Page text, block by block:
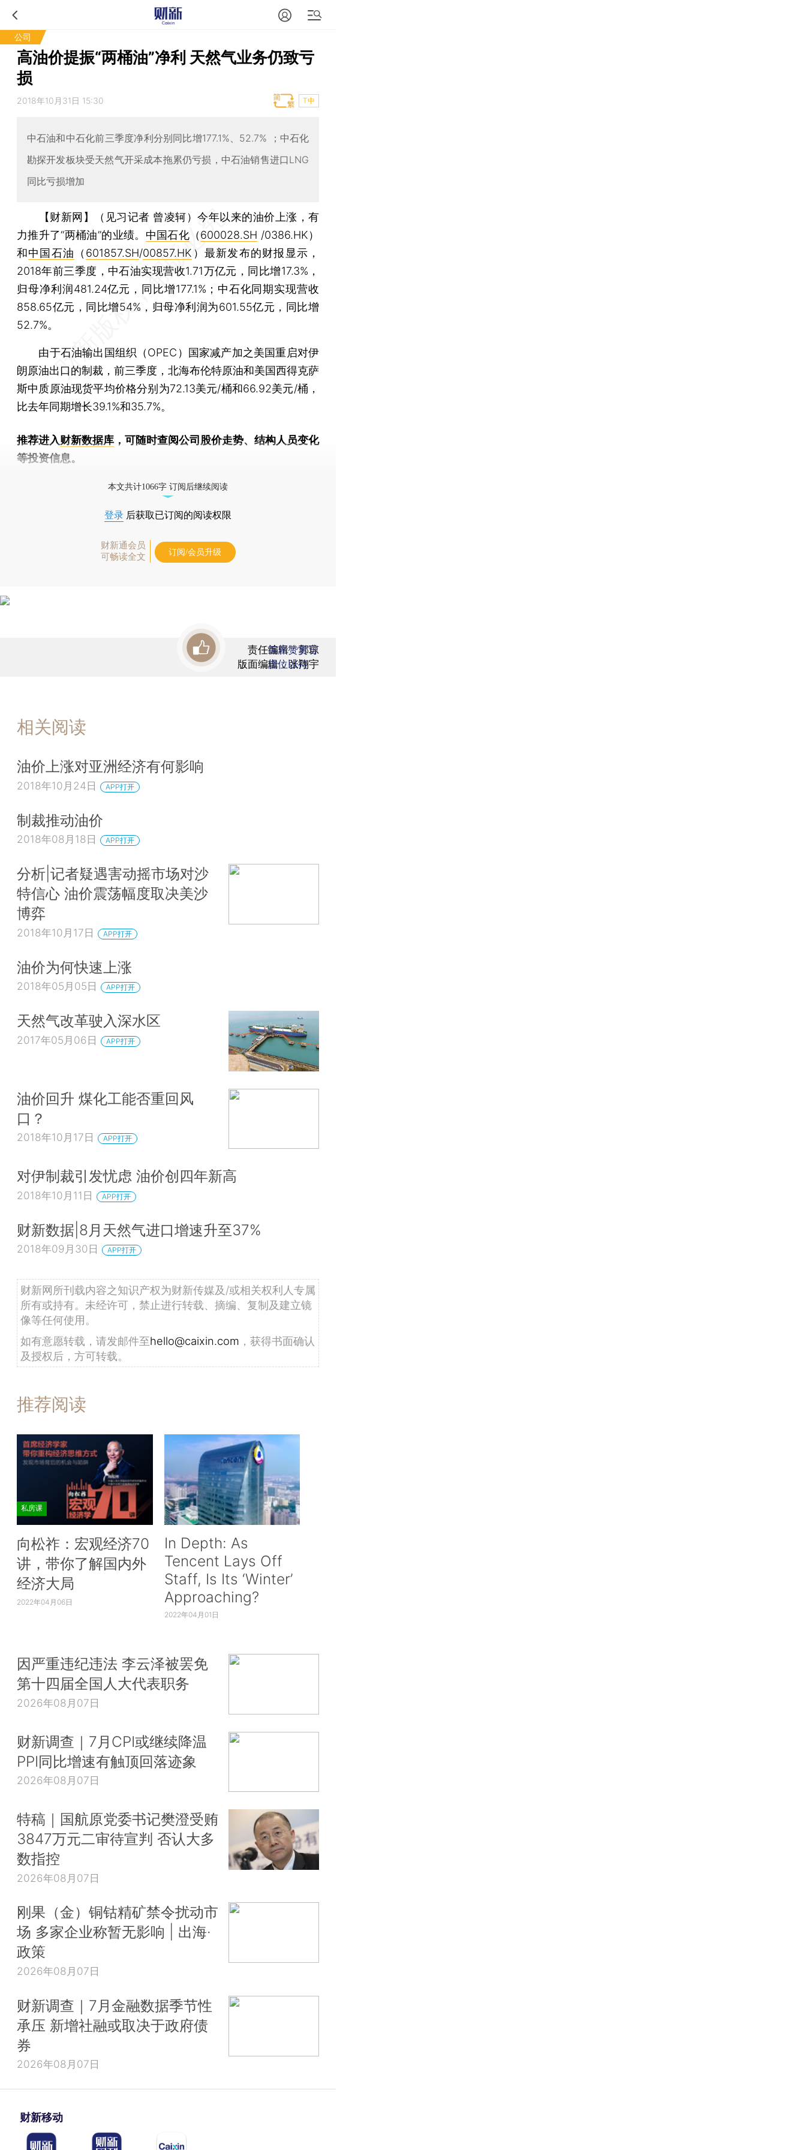
公司
高油价提振“两桶油”净利 天然气业务仍致亏
损
2018年10月31日 15:30 T中
中石油和中石化前三季度净利分别同比增177.1%、52.7% ；中石化
勘探开发板块受天然气开采成本拖累仍亏损，中石油销售进口LNG
同比亏损增加
【财新网】（见习记者 曾凌轲）今年以来的油价上涨，有
力推升了“两桶油”的业绩。 中国石化（600028.SH /0386.HK）
和中国石油 （ 601857.SH/00857.HK ）最新发布的财报显示，
2018年前三季度，中石油实现营收1.71万亿元，同比增17.3%，
归母净利润481.24亿元，同比增177.1%；中石化同期实现营收
858.65亿元，同比增54%，归母净利润为601.55亿元，同比增
52.7%。
由于石油输出国组织（OPEC）国家减产加之美国重启对伊
朗原油出口的制裁，前三季度，北海布伦特原油和美国西得克萨
斯中质原油现货平均价格分别为72.13美元/桶和66.92美元/桶，
比去年同期增长39.1%和35.7%。
推荐进入财新数据库 ，可随时查阅公司股价走势、结构人员变化
等投资信息。
本文共计1066字 订阅后继续阅读
登录 后获取已订阅的阅读权限
财新通会员
可畅读全文
订阅/会员升级
责任编辑：郭琼
版面编辑：张翔宇
首席赞赏官
虚位以待
相关阅读
油价上涨对亚洲经济有何影响
2018年10月24日 APP打开
制裁推动油价
2018年08月18日 APP打开
分析|记者疑遇害动摇市场对沙
特信心 油价震荡幅度取决美沙
博弈
2018年10月17日 APP打开
油价为何快速上涨
2018年05月05日 APP打开
天然气改革驶入深水区
2017年05月06日 APP打开
油价回升 煤化工能否重回风
口？
2018年10月17日 APP打开
对伊制裁引发忧虑 油价创四年新高
2018年10月11日 APP打开
财新数据|8月天然气进口增速升至37%
2018年09月30日 APP打开
财新网所刊载内容之知识产权为财新传媒及/或相关权利人专属
所有或持有。未经许可，禁止进行转载、摘编、复制及建立镜
像等任何使用。
如有意愿转载，请发邮件至hello@caixin.com ，获得书面确认
及授权后，方可转载。
推荐阅读
私房课
向松祚：宏观经济70
讲，带你了解国内外
经济大局
2022年04月06日
In Depth: As
Tencent Lays Off
Staff, Is Its ‘Winter’
Approaching?
2022年04月01日
因严重违纪违法 李云泽被罢免
第十四届全国人大代表职务
2026年08月07日
财新调查｜7月CPI或继续降温
PPI同比增速有触顶回落迹象
2026年08月07日
特稿｜国航原党委书记樊澄受贿
3847万元二审待宣判 否认大多
数指控
2026年08月07日
刚果（金）铜钴精矿禁令扰动市
场 多家企业称暂无影响 | 出海·
政策
2026年08月07日
财新调查｜7月金融数据季节性
承压 新增社融或取决于政府债
券
2026年08月07日
财新移动